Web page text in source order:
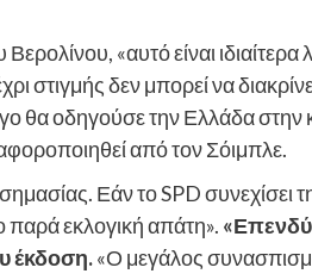
«αυτό είναι
στιγμής δεν μπορεί να
θα οδηγούσε την Ελλάδα
από τον Σόιμπλε.
Εάν το SPD
παρά εκλογική απάτη».
έκδοση.«Ο μεγάλος